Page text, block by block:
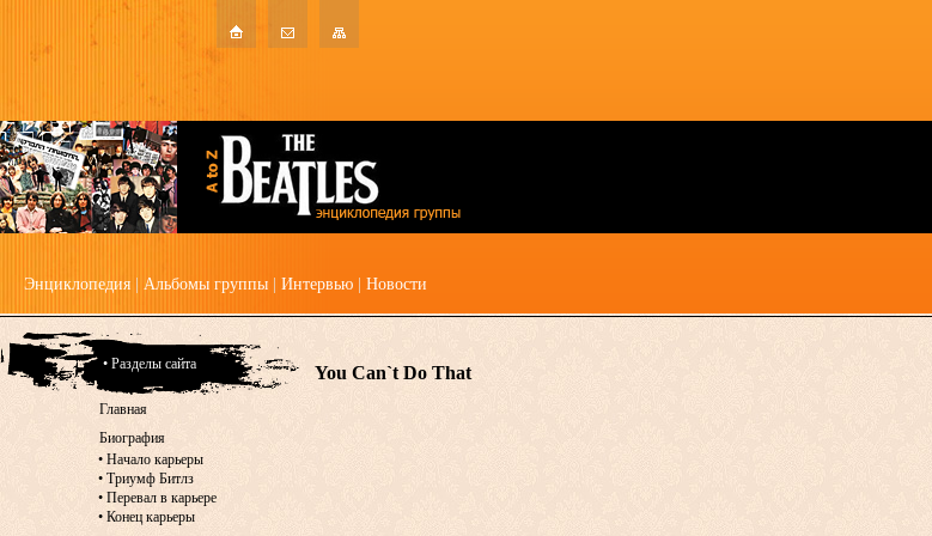
Энциклопедия Альбомы группы Интервью Новости
You Can`t Do That
• Разделы сайта
Главная
Биография
• Начало карьеры
• Триумф Битлз
• Перевал в карьере
• Конец карьеры